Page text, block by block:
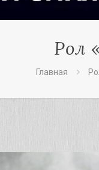
Рол
Главная